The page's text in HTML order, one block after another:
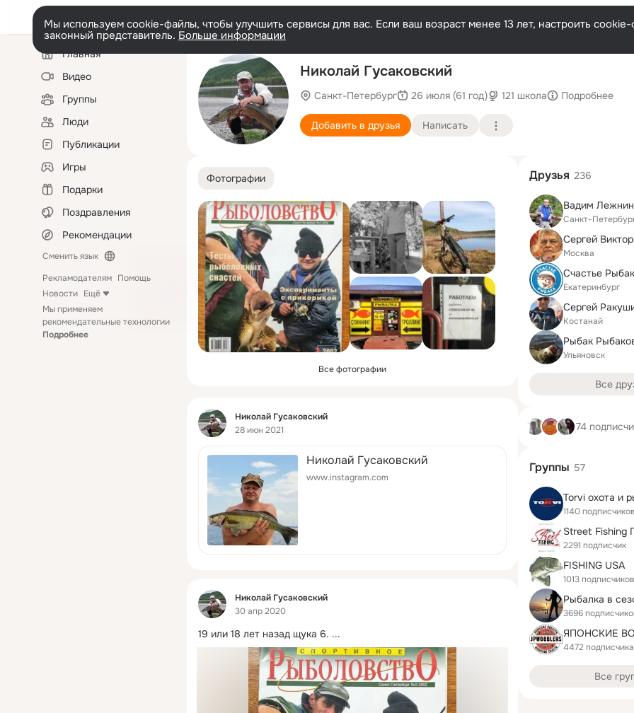
Мы используем cookie-файлы, чтобы улучшить сервисы для вас. Если ваш возраст менее 13 лет, настроить
законный представитель. Больше информации
Левая
колонкаГлавная
Видео
Группы
Люди
Публикации
Игры
Подарки
Поздравления
Рекомендации
Сменить язык
Рекламодателям Помощь
Новости Ещё
Мы применяем
рекомендательные технологии
Подробнее
Николай Гусаковский
Санкт-Петербург 26 июля (61 год) 121 школа Подробнее
Добавить в друзья Написать
Фотографии
Все фотографии
Фид
Николай Гусаковский
28 июн 2021
Николай Гусаковский
www.instagram.com
Фид
Николай Гусаковский
30 апр 2020
19 или 18 лет назад щука 6. ...
Друзья 236
Вадим Лежнин
Санкт-
Сергей
Москва
Счастье
Екатеринбург
Сергей
Костанай
Рыбак
Ульяновск
Все
74
Группы 57
Torvi охота и
1140
2291 подписчик
FISHING USA
1013 подписчиков
3696
ЯПОНСКИЕ
4472 подписчика
Все